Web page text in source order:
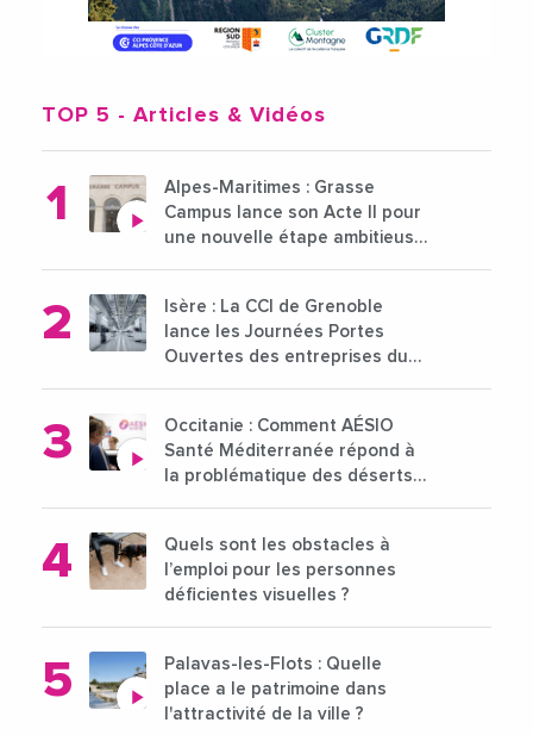
TOP 5 - Articles & Vidéos
Alpes-Maritimes : Grasse
Campus lance son Acte II pour
une nouvelle étape ambitieuse
Isère : La CCI de Grenoble
lance les Journées Portes
Ouvertes des entreprises du
Occitanie : Comment AÉSIO
Santé Méditerranée répond à
la problématique des déserts
Quels sont les obstacles à
l’emploi pour les personnes
déficientes visuelles ?
Palavas-les-Flots : Quelle
place a le patrimoine dans
l'attractivité de la ville ?